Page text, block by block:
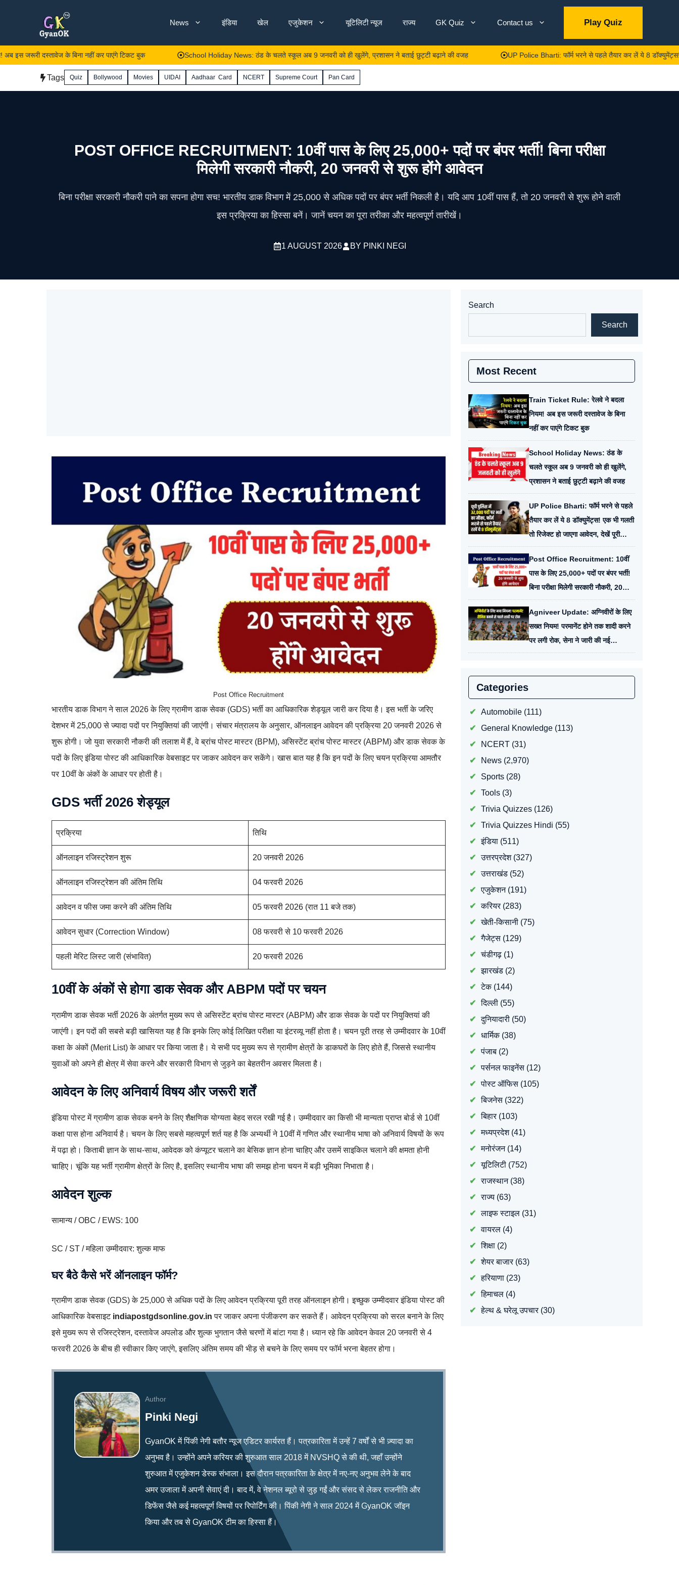
News इंडिया खेल एजुकेशन यूटिलिटी न्यूज राज्य GK Quiz Contact us Play Quiz
दस्तावेज के बिना नहीं कर पाएंगे टिकट बुक School Holiday News: ठंड के चलते स्कूल अब 9 जनवरी को ही खुलेंगे, प्रशासन ने बताई छुट्टी बढ़ाने की वजह UP Police Bharti: फॉर्म भरने से पहले तैयार कर लें ये 8 डॉक्युमेंट्स! एक भी
Tags Quiz Bollywood Movies UIDAI Aadhaar Card NCERT Supreme Court Pan Card
POST OFFICE RECRUITMENT: 10वीं पास के लिए 25,000+ पदों पर बंपर भर्ती! बिना परीक्षा
मिलेगी सरकारी नौकरी, 20 जनवरी से शुरू होंगे आवेदन
बिना परीक्षा सरकारी नौकरी पाने का सपना होगा सच! भारतीय डाक विभाग में 25,000 से अधिक पदों पर बंपर भर्ती निकली है। यदि आप 10वीं पास हैं, तो 20 जनवरी से शुरू होने वाली
इस प्रक्रिया का हिस्सा बनें। जानें चयन का पूरा तरीका और महत्वपूर्ण तारीखें।
1 AUGUST 2026 BY PINKI NEGI
Post Office Recruitment
भारतीय डाक विभाग ने साल 2026 के लिए ग्रामीण डाक सेवक (GDS) भर्ती का आधिकारिक शेड्यूल जारी कर दिया है। इस भर्ती के जरिए
देशभर में 25,000 से ज्यादा पदों पर नियुक्तियां की जाएंगी। संचार मंत्रालय के अनुसार, ऑनलाइन आवेदन की प्रक्रिया 20 जनवरी 2026 से
शुरू होगी। जो युवा सरकारी नौकरी की तलाश में हैं, वे ब्रांच पोस्ट मास्टर (BPM), असिस्टेंट ब्रांच पोस्ट मास्टर (ABPM) और डाक सेवक के
पदों के लिए इंडिया पोस्ट की आधिकारिक वेबसाइट पर जाकर आवेदन कर सकेंगे। खास बात यह है कि इन पदों के लिए चयन प्रक्रिया आमतौर
पर 10वीं के अंकों के आधार पर होती है।
GDS भर्ती 2026 शेड्यूल
प्रक्रिया तिथि
ऑनलाइन रजिस्ट्रेशन शुरू 20 जनवरी 2026
ऑनलाइन रजिस्ट्रेशन की अंतिम तिथि 04 फरवरी 2026
आवेदन व फीस जमा करने की अंतिम तिथि 05 फरवरी 2026 (रात 11 बजे तक)
आवेदन सुधार (Correction Window) 08 फरवरी से 10 फरवरी 2026
पहली मेरिट लिस्ट जारी (संभावित) 20 फरवरी 2026
10वीं के अंकों से होगा डाक सेवक और ABPM पदों पर चयन
ग्रामीण डाक सेवक भर्ती 2026 के अंतर्गत मुख्य रूप से असिस्टेंट ब्रांच पोस्ट मास्टर (ABPM) और डाक सेवक के पदों पर नियुक्तियां की
जाएंगी। इन पदों की सबसे बड़ी खासियत यह है कि इनके लिए कोई लिखित परीक्षा या इंटरव्यू नहीं होता है। चयन पूरी तरह से उम्मीदवार के 10वीं
कक्षा के अंकों (Merit List) के आधार पर किया जाता है। ये सभी पद मुख्य रूप से ग्रामीण क्षेत्रों के डाकघरों के लिए होते हैं, जिससे स्थानीय
युवाओं को अपने ही क्षेत्र में सेवा करने और सरकारी विभाग से जुड़ने का बेहतरीन अवसर मिलता है।
आवेदन के लिए अनिवार्य विषय और जरूरी शर्तें
इंडिया पोस्ट में ग्रामीण डाक सेवक बनने के लिए शैक्षणिक योग्यता बेहद सरल रखी गई है। उम्मीदवार का किसी भी मान्यता प्राप्त बोर्ड से 10वीं
कक्षा पास होना अनिवार्य है। चयन के लिए सबसे महत्वपूर्ण शर्त यह है कि अभ्यर्थी ने 10वीं में गणित और स्थानीय भाषा को अनिवार्य विषयों के रूप
में पढ़ा हो। किताबी ज्ञान के साथ-साथ, आवेदक को कंप्यूटर चलाने का बेसिक ज्ञान होना चाहिए और उसमें साइकिल चलाने की क्षमता होनी
चाहिए। चूंकि यह भर्ती ग्रामीण क्षेत्रों के लिए है, इसलिए स्थानीय भाषा की समझ होना चयन में बड़ी भूमिका निभाता है।
आवेदन शुल्क
सामान्य / OBC / EWS: 100
SC / ST / महिला उम्मीदवार: शुल्क माफ
घर बैठे कैसे भरें ऑनलाइन फॉर्म?
ग्रामीण डाक सेवक (GDS) के 25,000 से अधिक पदों के लिए आवेदन प्रक्रिया पूरी तरह ऑनलाइन होगी। इच्छुक उम्मीदवार इंडिया पोस्ट की
आधिकारिक वेबसाइट indiapostgdsonline.gov.in पर जाकर अपना पंजीकरण कर सकते हैं। आवेदन प्रक्रिया को सरल बनाने के लिए
इसे मुख्य रूप से रजिस्ट्रेशन, दस्तावेज अपलोड और शुल्क भुगतान जैसे चरणों में बांटा गया है। ध्यान रहे कि आवेदन केवल 20 जनवरी से 4
फरवरी 2026 के बीच ही स्वीकार किए जाएंगे, इसलिए अंतिम समय की भीड़ से बचने के लिए समय पर फॉर्म भरना बेहतर होगा।
Author
Pinki Negi
GyanOK में पिंकी नेगी बतौर न्यूज एडिटर कार्यरत हैं। पत्रकारिता में उन्हें 7 वर्षों से भी ज़्यादा का
अनुभव है। उन्होंने अपने करियर की शुरुआत साल 2018 में NVSHQ से की थी, जहाँ उन्होंने
शुरुआत में एजुकेशन डेस्क संभाला। इस दौरान पत्रकारिता के क्षेत्र में नए-नए अनुभव लेने के बाद
अमर उजाला में अपनी सेवाएं दी। बाद में, वे नेशनल ब्यूरो से जुड़ गईं और संसद से लेकर राजनीति और
डिफेंस जैसे कई महत्वपूर्ण विषयों पर रिपोर्टिंग की। पिंकी नेगी ने साल 2024 में GyanOK जॉइन
किया और तब से GyanOK टीम का हिस्सा हैं।
Search
Search
Most Recent
Train Ticket Rule: रेलवे ने बदला
नियम! अब इस जरूरी दस्तावेज के बिना
नहीं कर पाएंगे टिकट बुक
School Holiday News: ठंड के
चलते स्कूल अब 9 जनवरी को ही खुलेंगे,
प्रशासन ने बताई छुट्टी बढ़ाने की वजह
UP Police Bharti: फॉर्म भरने से पहले
तैयार कर लें ये 8 डॉक्युमेंट्स! एक भी गलती
तो रिजेक्ट हो जाएगा आवेदन, देखें पूरी
चेकलिस्ट
Post Office Recruitment: 10वीं
पास के लिए 25,000+ पदों पर बंपर भर्ती!
बिना परीक्षा मिलेगी सरकारी नौकरी, 20
जनवरी से शुरू होंगे आवेदन
Agniveer Update: अग्निवीरों के लिए
सख्त नियम! परमानेंट होने तक शादी करने
पर लगी रोक, सेना ने जारी की नई
अनुशासन गाइडलाइन
Categories
Automobile(111)
General Knowledge(113)
NCERT(31)
News(2,970)
Sports(28)
Tools(3)
Trivia Quizzes(126)
Trivia Quizzes Hindi (55)
इंडिया(511)
उत्तरप्रदेश(327)
उत्तराखंड(52)
एजुकेशन(191)
करियर(283)
खेती-किसानी(75)
गैजेट्स(129)
चंडीगढ़(1)
झारखंड(2)
टेक(144)
दिल्ली(55)
दुनियादारी(50)
धार्मिक(38)
पंजाब(2)
पर्सनल फाइनेंस(12)
पोस्ट ऑफिस(105)
बिजनेस(322)
बिहार(103)
मध्यप्रदेश(41)
मनोरंजन(14)
यूटिलिटी(752)
राजस्थान(38)
राज्य(63)
लाइफ स्टाइल(31)
वायरल(4)
शिक्षा(2)
शेयर बाजार(63)
हरियाणा(23)
हिमाचल(4)
हेल्थ & घरेलू उपचार(30)